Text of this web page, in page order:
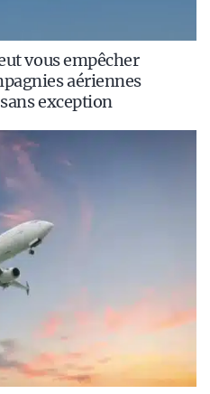
vous empêcher
aériennes
exception